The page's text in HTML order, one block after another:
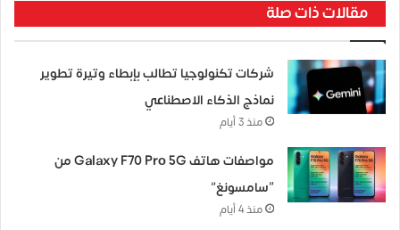
مقالات ذات صلة
شركات تكنولوجيا تطالب بإبطاء وتيرة تطوير
نماذج الذكاء الاصطناعي
منذ 3 أيام
مواصفات هاتف Galaxy F70 Pro 5G من
“سامسونغ”
منذ 4 أيام